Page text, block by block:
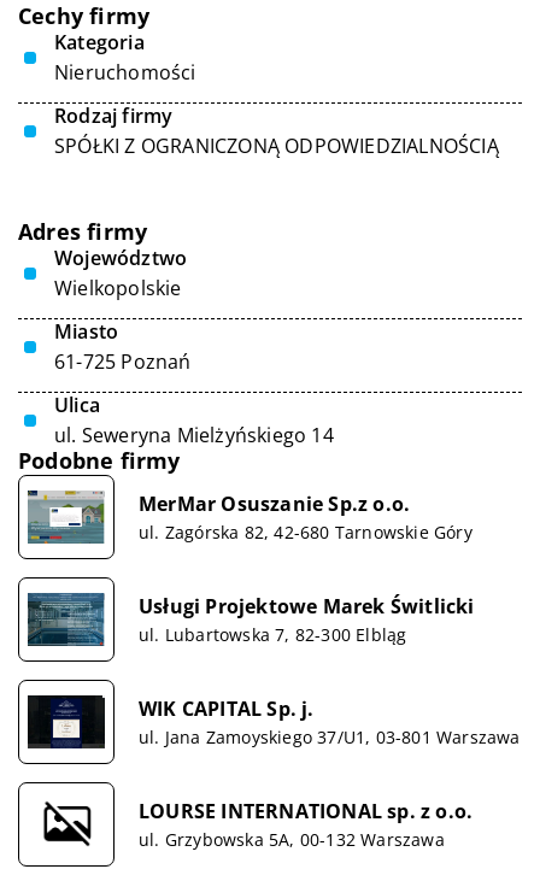
Cechy firmy
Kategoria
Nieruchomości
Rodzaj firmy
SPÓŁKI Z OGRANICZONĄ ODPOWIEDZIALNOŚCIĄ
Adres firmy
Województwo
Wielkopolskie
Miasto
61-725 Poznań
Ulica
ul. Seweryna Mielżyńskiego 14
Podobne firmy
MerMar Osuszanie Sp.z o.o.
ul. Zagórska 82, 42-680 Tarnowskie Góry
Usługi Projektowe Marek Świtlicki
ul. Lubartowska 7, 82-300 Elbląg
WIK CAPITAL Sp. j.
ul. Jana Zamoyskiego 37/U1, 03-801 Warszawa
LOURSE INTERNATIONAL sp. z o.o.
ul. Grzybowska 5A, 00-132 Warszawa